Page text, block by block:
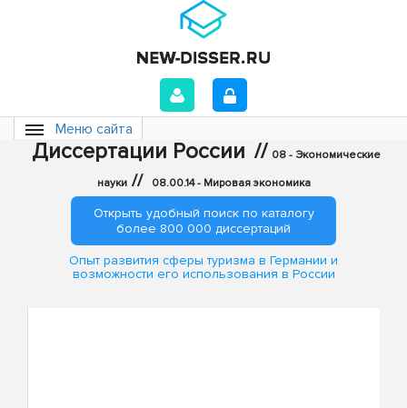
Меню сайта
Диссертации России // 08 - Экономические
науки // 08.00.14 - Мировая экономика
Открыть удобный поиск по каталогу
более 800 000 диссертаций
Опыт развития сферы туризма в Германии и
возможности его использования в России